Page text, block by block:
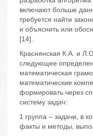
включают больше
требуется найти
и объяснить или
[14].
Краснянская К.А. и
следующее
математическая
математические
формировать через
систему задач:
1 группа – задачи, в
факты и методы,